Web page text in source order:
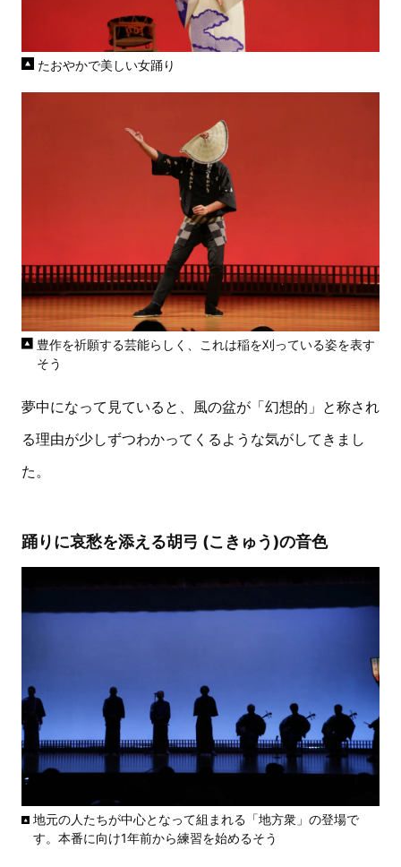
たおやかで美しい女踊り
豊作を祈願する芸能らしく、これは稲を刈っている姿を表す
そう
夢中になって見ていると、風の盆が「幻想的」と称され
る理由が少しずつわかってくるような気がしてきまし
た。
踊りに哀愁を添える胡弓 (こきゅう)の音色
地元の人たちが中心となって組まれる「地方衆」の登場で
す。本番に向け1年前から練習を始めるそう